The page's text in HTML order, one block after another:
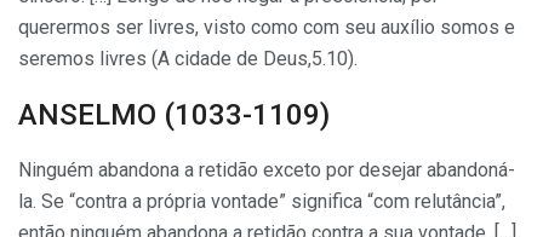
querermos ser livres, visto como com seu auxílio somos e
seremos livres (A cidade de Deus,5.10).
ANSELMO (1033-1109)
Ninguém abandona a retidão exceto por desejar abandoná-
la. Se “contra a própria vontade” significa “com relutância”,
então ninguém abandona a retidão contra a sua vontade. […]